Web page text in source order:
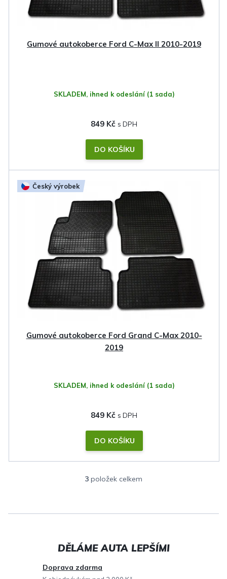
Gumové autokoberce Ford C-Max II 2010-2019
SKLADEM, ihned k odeslání (1 sada)
849 Kč
DO KOŠÍKU
Český výrobek
Gumové autokoberce Ford Grand C-Max 2010-
2019
SKLADEM, ihned k odeslání (1 sada)
849 Kč
DO KOŠÍKU
O
l
a
3 položek celkem
Doprava zdarma